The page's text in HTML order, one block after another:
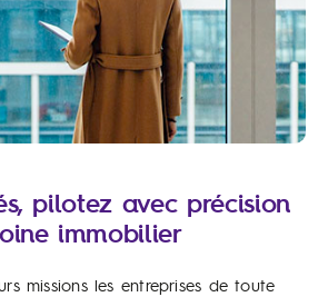
pilotez avec précision
immobilier
missions les entreprises de toute